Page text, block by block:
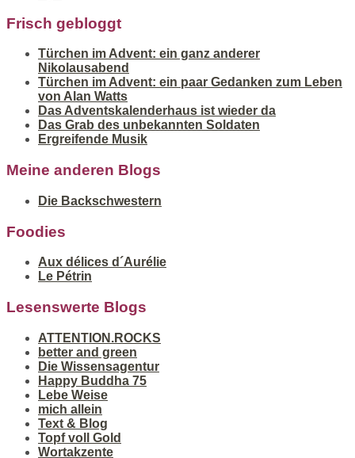
Frisch gebloggt
Türchen im Advent: ein ganz anderer
Nikolausabend
Türchen im Advent: ein paar Gedanken zum Leben
von Alan Watts
Das Adventskalenderhaus ist wieder da
Das Grab des unbekannten Soldaten
Ergreifende Musik
Meine anderen Blogs
Die Backschwestern
Foodies
Aux délices d´Aurélie
Le Pétrin
Lesenswerte Blogs
ATTENTION.ROCKS
better and green
Die Wissensagentur
Happy Buddha 75
Lebe Weise
mich allein
Text & Blog
Topf voll Gold
Wortakzente